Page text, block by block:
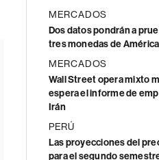
MERCADOS
Dos datos pondrán a
tres monedas de
MERCADOS
Wall Street opera mixto
espera el informe de
Irán
PERÚ
Las proyecciones del
para el segundo